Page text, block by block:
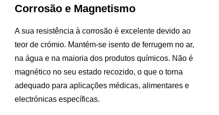
Corrosão e Magnetismo
A sua resistência à corrosão é excelente devido ao
teor de crómio. Mantém-se isento de ferrugem no ar,
na água e na maioria dos produtos químicos. Não é
magnético no seu estado recozido, o que o torna
adequado para aplicações médicas, alimentares e
electrónicas específicas.